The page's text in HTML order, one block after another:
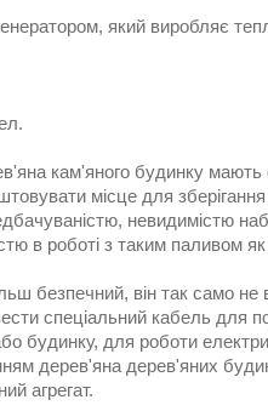
який виробляє
кам'яного будинку
місце для
невидимістю
в роботі з таким паливом як
безпечний, він так само
спеціальний кабель для
будинку, для роботи
дерев'яна дерев'яних
агрегат.